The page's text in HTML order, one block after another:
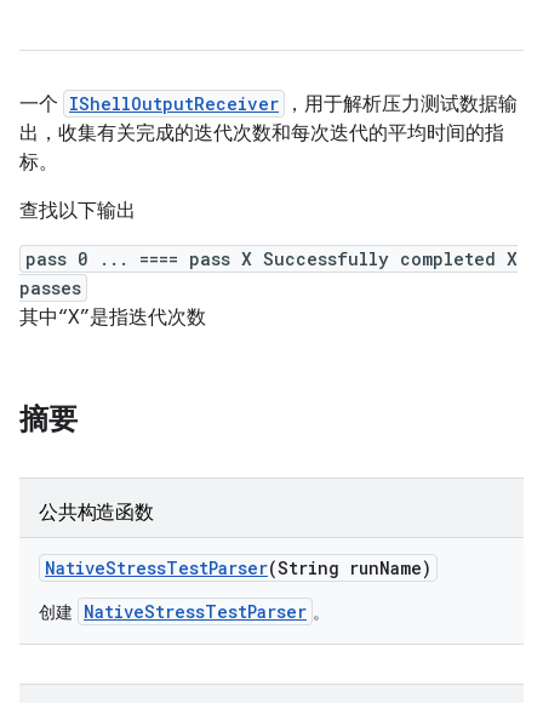
一个 IShellOutputReceiver
，用于解析压力测试数据输
出，收集有关完成的迭代次数和每次迭代的平均时间的指
标。
查找以下输出
pass 0 ... ==== pass X Successfully completed X
passes
其中“X”是指迭代次数
摘要
公共构造函数
NativeStressTestParser(String runName)
创建 NativeStressTestParser 。